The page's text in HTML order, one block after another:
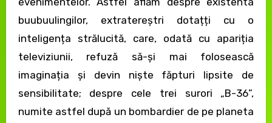
buubuulingilor, extratereștri dotațți cu o
inteligența strălucită, care, odată cu apariția
televiziunii, refuză să-și mai folosească
imaginația și devin niște făpturi lipsite de
sensibilitate; despre cele trei surori „B-36”,
numite astfel după un bombardier de pe planeta